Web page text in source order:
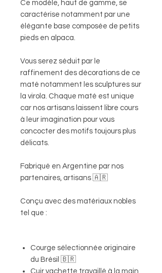
Ce modèle, haut de gamme, se
caractérise notamment par une
élégante base composée de petits
pieds en alpaca.
Vous serez séduit par le
raffinement des décorations de ce
maté notamment les sculptures sur
la virola. Chaque maté est unique
car nos artisans laissent libre cours
à leur imagination pour vous
concocter des motifs toujours plus
délicats.
Fabriqué en Argentine par nos
partenaires, artisans 🇦🇷
Conçu avec des matériaux nobles
tel que :
Courge sélectionnée originaire
du Brésil 🇧🇷
Cuir vachette travaillé à la main.